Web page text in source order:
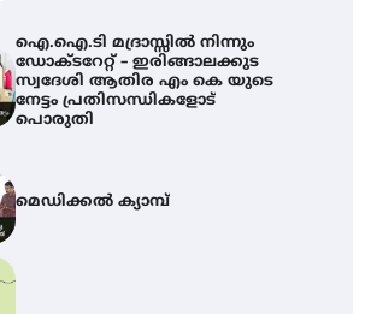
ഐ.ഐ.ടി മദ്രാസ്സിൽ നിന്നും
ഡോക്ടറേറ്റ് – ഇരിങ്ങാലക്കുട
സ്വദേശി ആതിര എം കെ യുടെ
നേട്ടം പ്രതിസന്ധികളോട്
പൊരുതി
മെഡിക്കൽ ക്യാമ്പ്